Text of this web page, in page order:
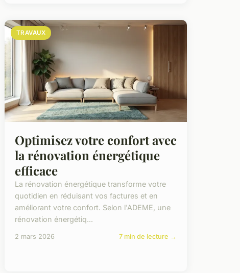
TRAVAUX
Optimisez votre confort avec
la rénovation énergétique
efficace
La rénovation énergétique transforme votre
quotidien en réduisant vos factures et en
améliorant votre confort. Selon l'ADEME, une
rénovation énergétiq...
2 mars 2026 7 min de lecture →